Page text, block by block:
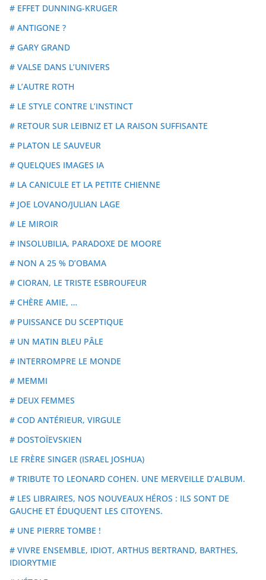
# EFFET DUNNING-KRUGER
# ANTIGONE ?
# GARY GRAND
# VALSE DANS L’UNIVERS
# L’AUTRE ROTH
# LE STYLE CONTRE L’INSTINCT
# RETOUR SUR LEIBNIZ ET LA RAISON SUFFISANTE
# PLATON LE SAUVEUR
# QUELQUES IMAGES IA
# LA CANICULE ET LA PETITE CHIENNE
# JOE LOVANO/JULIAN LAGE
# LE MIROIR
# INSOLUBILIA, PARADOXE DE MOORE
# NON A 25 % D’OBAMA
# CIORAN, LE TRISTE ESBROUFEUR
# CHÈRE AMIE, …
# PUISSANCE DU SCEPTIQUE
# UN MATIN BLEU PÂLE
# INTERROMPRE LE MONDE
# MEMMI
# DEUX FEMMES
# COD ANTÉRIEUR, VIRGULE
# DOSTOÏEVSKIEN
LE FRÈRE SINGER (ISRAEL JOSHUA)
# TRIBUTE TO LEONARD COHEN. UNE MERVEILLE D’ALBUM.
# LES LIBRAIRES, NOS NOUVEAUX HÉROS : ILS SONT DE
GAUCHE ET ÉDUQUENT LES CITOYENS.
# UNE PIERRE TOMBE !
# VIVRE ENSEMBLE, IDIOT, ARTHUS BERTRAND, BARTHES,
IDIORYTMIE